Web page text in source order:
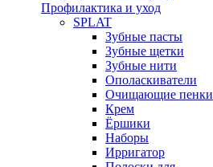
Профилактика и уход
SPLAT
Зубные пасты
Зубные щетки
Зубные нити
Ополаскиватели
Очищающие пенки
Крем
Ёршики
Наборы
Ирригатор